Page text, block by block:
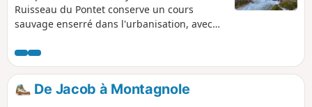
Ruisseau du Pontet conserve un cours
sauvage enserré dans l'urbanisation, avec
de composer une randonnée intéressante,
qui se prolonge sur le coteau de la Grobelle
pour des vues sur le Bassin Chambérien. Le
retour comporte évidemment des passages
De Jacob à Montagnole